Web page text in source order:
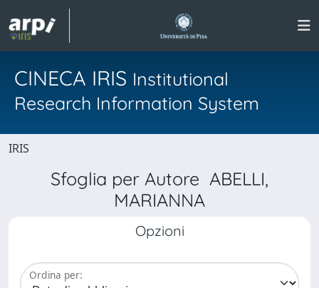
CINECA IRIS Institutional
Research Information System
IRIS
Sfoglia per Autore ABELLI,
MARIANNA
Opzioni
Ordina per: